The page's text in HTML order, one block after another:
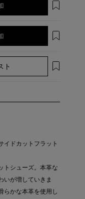
ト
イドカットフラット
トシューズ。本革な
いが増していきま
らかな本革を使用し